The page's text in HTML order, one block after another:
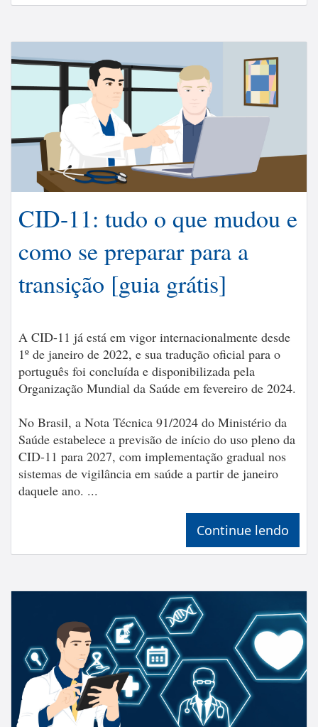
CID-11: tudo o que mudou e
como se preparar para a
transição [guia grátis]
A CID-11 já está em vigor internacionalmente desde
1º de janeiro de 2022, e sua tradução oficial para o
português foi concluída e disponibilizada pela
Organização Mundial da Saúde em fevereiro de 2024.
No Brasil, a Nota Técnica 91/2024 do Ministério da
Saúde estabelece a previsão de início do uso pleno da
CID-11 para 2027, com implementação gradual nos
sistemas de vigilância em saúde a partir de janeiro
daquele ano. ...
Continue lendo